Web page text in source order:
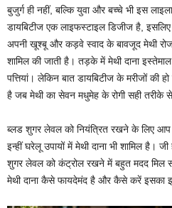
बुजुर्ग ही नहीं, बल्कि युवा और बच्चे भी इस
डायबिटीज एक लाइफस्टाइल डिजीज है,
अपनी खूश्बू और कड़वे स्वाद के बावजूद मेथी
शामिल की जाती है। तड़के में मेथी दाना
पत्तियां। लेकिन बात डायबिटीज के मरीजों की
है जब मेथी का सेवन मधुमेह के रोगी सही तरीके
ब्लड शुगर लेवल को नियंत्रित रखने के लिए
इन्हीं घरेलू उपायों में मेथी दाना भी शामिल है।
शुगर लेवल को कंट्रोल रखने में बहुत मदद मिल
मेथी दाना कैसे फायदेमंद है और कैसे करें इसका